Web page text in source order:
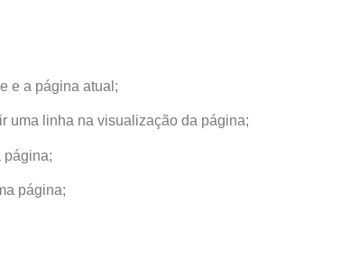
e a página atual;
uma linha na visualização da página;
página;
página;